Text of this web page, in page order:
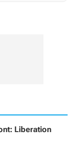
Liberation